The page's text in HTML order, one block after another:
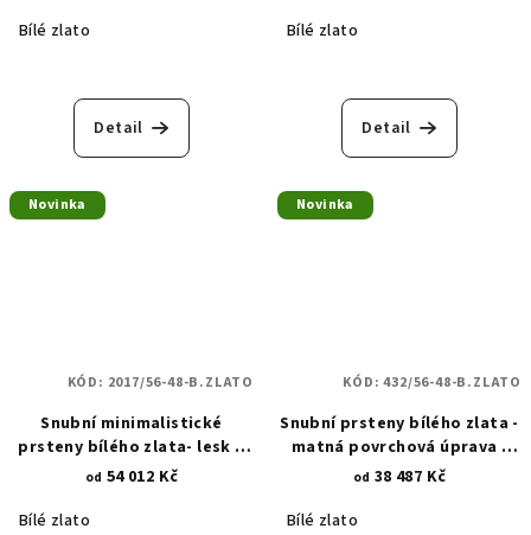
Bílé zlato
Detail
Bílé zlato
Detail
Novinka
Snubní minimalistické
prsteny bílého zlata- lesk a
zirkony 5 mm 2017
od 54 012 Kč
Bílé zlato
KÓD: 2017/56-48-B.ZLATO
Novinka
Snubní prsteny bílého zlata -
matná povrchová úprava -
lesklé rytiny - šachovnice a
od 38 487 Kč
Bílé zlato
KÓD:432/56-48-B.ZLATO